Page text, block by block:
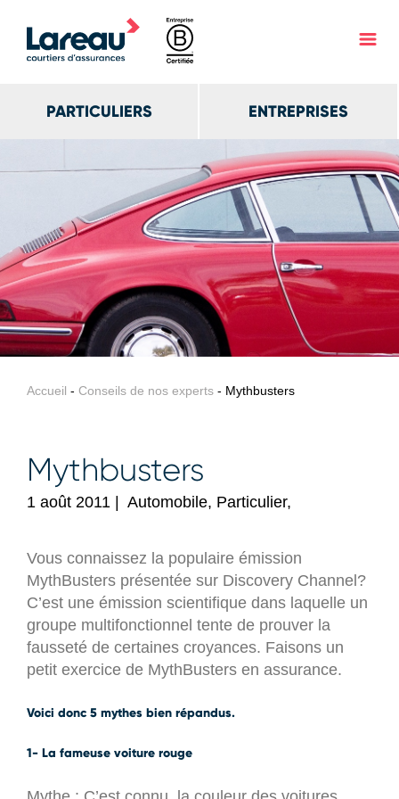
PARTICULIERS ENTREPRISES
Accueil - Conseils de nos experts - Mythbusters
Mythbusters
1 août 2011 Automobile, Particulier,
Vous connaissez la populaire émission
MythBusters présentée sur Discovery Channel?
C’est une émission scientifique dans laquelle un
groupe multifonctionnel tente de prouver la
fausseté de certaines croyances. Faisons un
petit exercice de MythBusters en assurance.
Voici donc 5 mythes bien répandus.
1- La fameuse voiture rouge